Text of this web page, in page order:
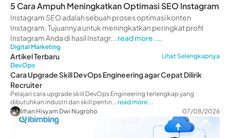
5 Cara Ampuh Meningkatkan Optimasi SEO Instagram
Instagram SEO adalah sebuah proses optimasi konten
Instagram. Tujuannya untuk meningkatkan peringkat profil
Instagram Anda di hasil Instagr... read more ....
Digital Marketing
Artikel Terbaru
Lihat Selengkapnya
DevOps
Cara Upgrade Skill DevOps Engineering agar Cepat Dilirik
Recruiter
Pelajari cara upgrade skill DevOps Engineering terlengkap yang
dibutuhkan industri dan skill pentin...read more...
Irhan Hisyam Dwi Nugroho
07/08/2026